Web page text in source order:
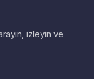
izleyin ve